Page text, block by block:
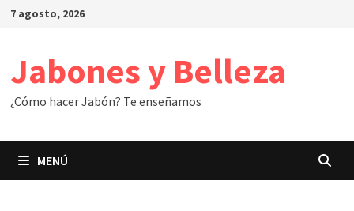
Saltar
7 agosto, 2026
Jabones y Belleza
¿Cómo hacer Jabón? Te enseñamos
MENÚ